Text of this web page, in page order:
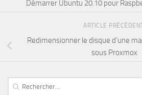
Démarrer Ubuntu 20.10 pour
ARTICLE
Redimensionner le disque d’une
sous Proxmox
Rechercher :